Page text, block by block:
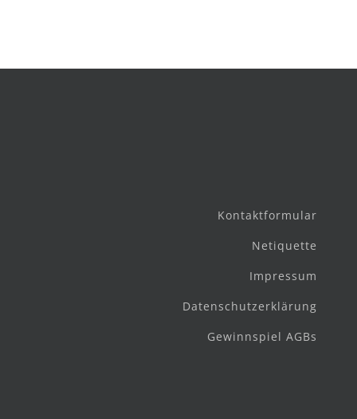
Kontaktformular
Netiquette
Impressum
Datenschutzerklärung
Gewinnspiel AGBs